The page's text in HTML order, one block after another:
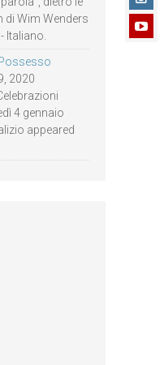
di Wim Wenders
Italiano.
2020
4 gennaio
appeared